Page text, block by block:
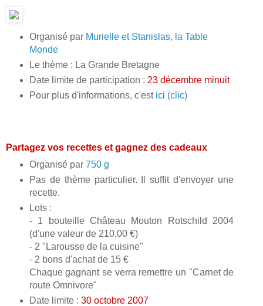
Organisé par Murielle et Stanislas, la Table
Monde
Le thème : La Grande Bretagne
Date limite de participation : 23 décembre minuit
Pour plus d'informations, c'est ici (clic)
Partagez vos recettes et gagnez des cadeaux
Organisé par 750 g
Pas de thème particulier. Il suffit d'envoyer une
recette.
Lots :
- 1 bouteille Château Mouton Rotschild 2004
(d'une valeur de 210,00 €)
- 2 "Larousse de la cuisine"
- 2 bons d'achat de 15 €
Chaque gagnant se verra remettre un "Carnet de
route Omnivore"
Date limite : 30 octobre 2007